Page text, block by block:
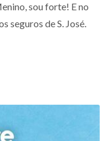
sou forte! E no
seguros de S. José.